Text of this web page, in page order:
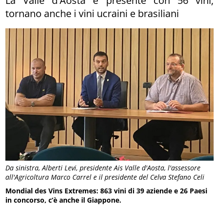
Da sinistra, Alberti Levi, presidente Ais Valle d'Aosta, l'assessore
all'Agricoltura Marco Carrel e il presidente del Celva Stefano Celi
tornano anche i vini ucraini e brasiliani
Mondial des Vins Extremes: 863 vini di 39 aziende e 26 Paesi
in concorso, c’è anche il Giappone.